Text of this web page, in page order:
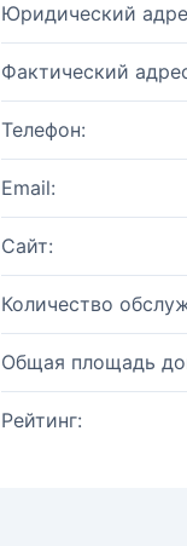
Юридический
Фактический
Телефон:
Email:
Сайт:
Количество
Общая площадь
Рейтинг: